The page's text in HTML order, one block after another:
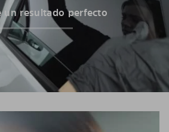
un resultado perfecto